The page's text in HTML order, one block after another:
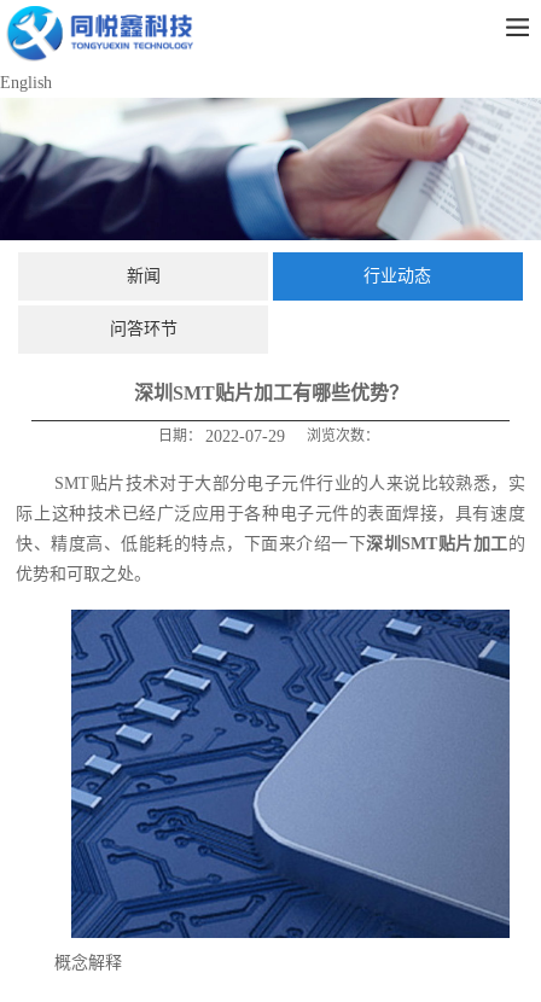
English
新闻 行业动态
问答环节
深圳SMT贴片加工有哪些优势？
日期： 2022-07-29 浏览次数：
SMT贴片技术对于大部分电子元件行业的人来说比较熟悉，实
际上这种技术已经广泛应用于各种电子元件的表面焊接，具有速度
快、精度高、低能耗的特点，下面来介绍一下深圳SMT贴片加工的
优势和可取之处。
概念解释